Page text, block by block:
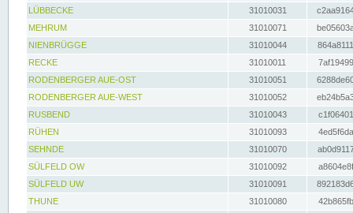
LÜBBECKE
31010031
MEHRUM
31010071
NIENBRÜGGE
31010044
RECKE
31010011
RODENBERGER AUE-OST
31010051
RODENBERGER AUE-WEST
31010052
RUSBEND
31010043
RÜHEN
31010093
SEHNDE
31010070
SÜLFELD OW
31010092
SÜLFELD UW
31010091
THUNE
31010080